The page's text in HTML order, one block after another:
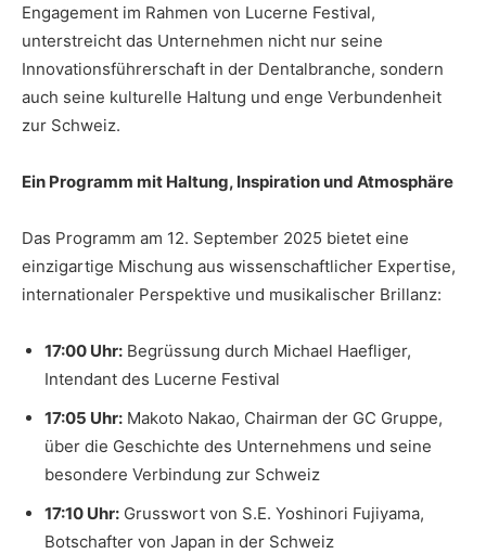
Engagement im Rahmen von Lucerne Festival,
unterstreicht das Unternehmen nicht nur seine
Innovationsführerschaft in der Dentalbranche, sondern
auch seine kulturelle Haltung und enge Verbundenheit
zur Schweiz.
Ein Programm mit Haltung, Inspiration und Atmosphäre
Das Programm am 12. September 2025 bietet eine
einzigartige Mischung aus wissenschaftlicher Expertise,
internationaler Perspektive und musikalischer Brillanz:
17:00 Uhr: Begrüssung durch Michael Haefliger,
Intendant des Lucerne Festival
17:05 Uhr: Makoto Nakao, Chairman der GC Gruppe,
über die Geschichte des Unternehmens und seine
besondere Verbindung zur Schweiz
17:10 Uhr: Grusswort von S.E. Yoshinori Fujiyama,
Botschafter von Japan in der Schweiz